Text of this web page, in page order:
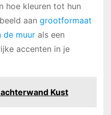
hoe kleuren tot hun
aan grootformaat
de muurals een
accenten in je
Kust